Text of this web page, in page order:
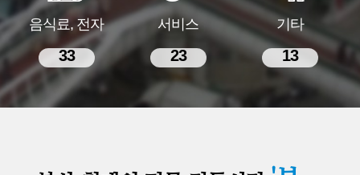
음식료, 전자
33
서비스
23
기타
13